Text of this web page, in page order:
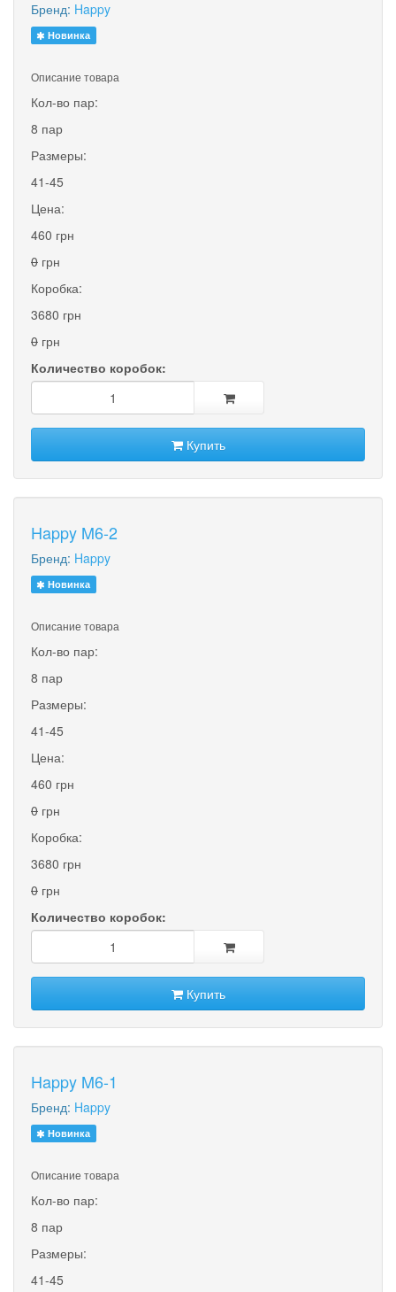
Бренд: Happy
Новинка
Описание товара
Кол-во пар:
8 пар
Размеры:
41-45
Цена:
460 грн
0 грн
Коробка:
3680 грн
0 грн
Количество коробок:
Купить
Happy M6-2
Бренд: Happy
Новинка
Описание товара
Кол-во пар:
8 пар
Размеры:
41-45
Цена:
460 грн
0 грн
Коробка:
3680 грн
0 грн
Количество коробок:
Купить
Happy M6-1
Бренд: Happy
Новинка
Описание товара
Кол-во пар:
8 пар
Размеры:
41-45